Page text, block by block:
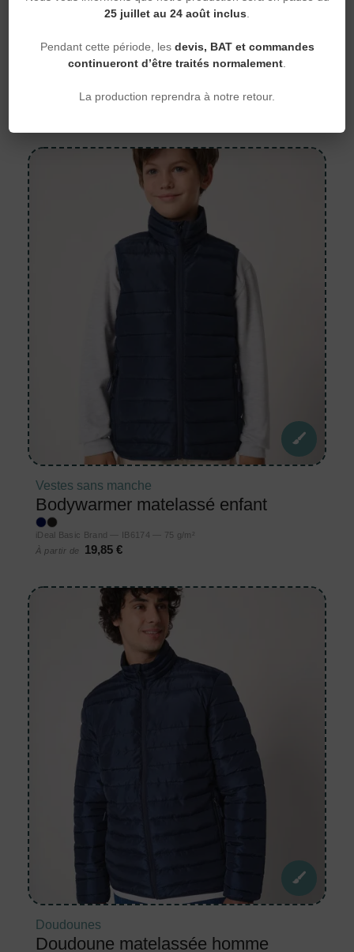
25 juillet au 24 août inclus
Pendant cette période, les devis, BAT et commandes
continueront d’être traités normalement
La production reprendra à notre retour.
Teddy
Blouson molleton teddy unisexe
Kariban — K497 — 320 g/m²
Vestes sans manche
Bodywarmer matelassé enfant
iDeal Basic Brand — IB6174 — 75 g/m²
À partir de
19,85 €
Doudounes
Doudoune matelassée homme